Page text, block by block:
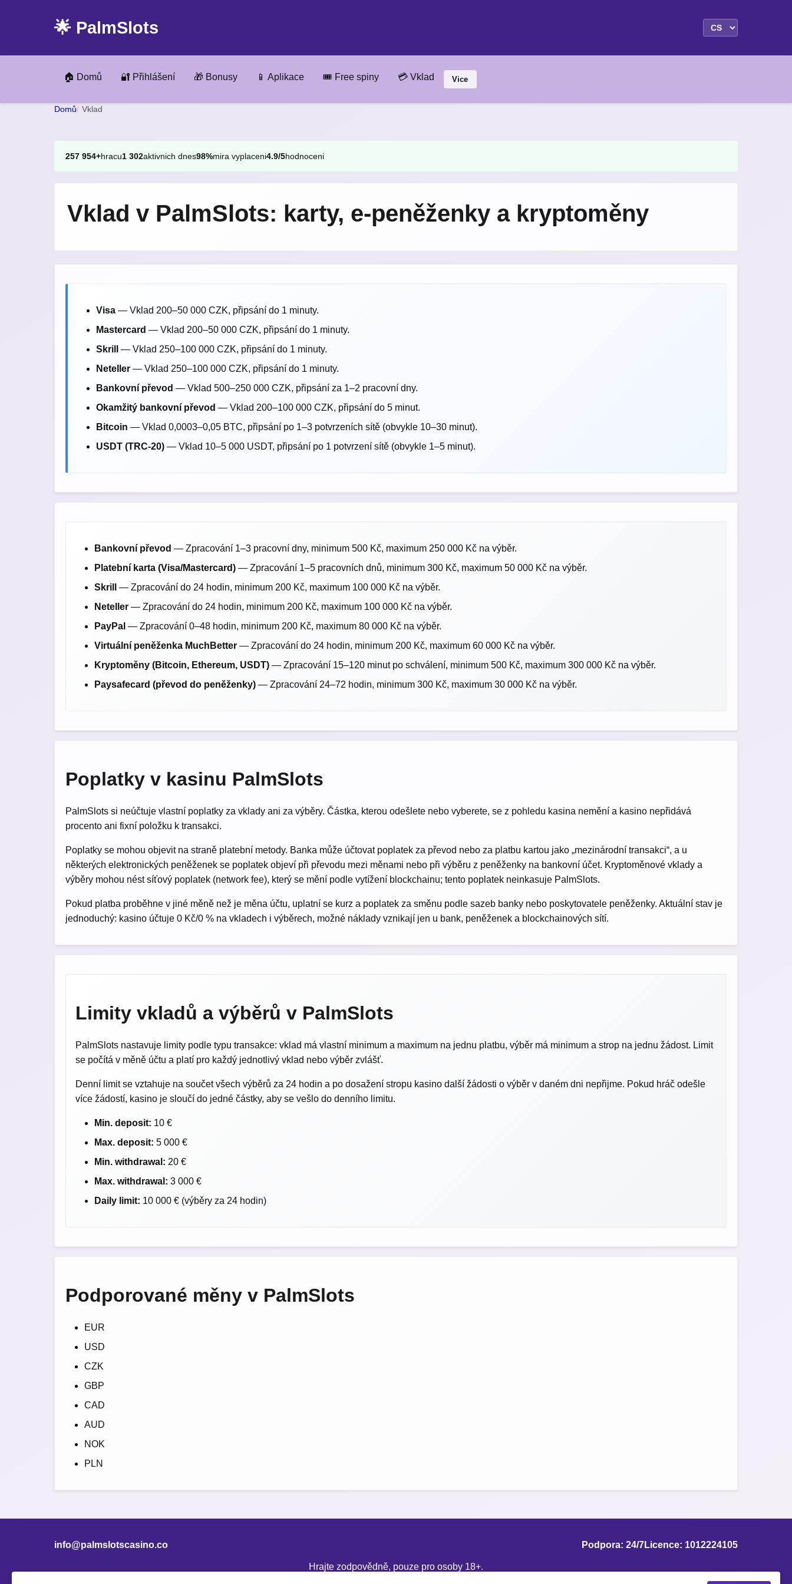
🌟 PalmSlots
🏠 Domů 🔐 Přihlášení 🎁 Bonusy 📱 Aplikace 🎟️ Free spiny 💳 Vklad Vice
Domů Vklad
257 954+hracu1 302aktivnich dnes98%mira vyplaceni4.9/5hodnoceni
Vklad v PalmSlots: karty, e-peněženky a kryptoměny
Visa — Vklad 200–50 000 CZK, připsání do 1 minuty.
Mastercard — Vklad 200–50 000 CZK, připsání do 1 minuty.
Skrill
— Vklad 250–100 000 CZK, připsání do 1 minuty.
Neteller — Vklad 250–100 000 CZK, připsání do 1 minuty.
Bankovní převod — Vklad 500–250 000 CZK, připsání za 1–2 pracovní dny.
Okamžitý bankovní převod — Vklad 200–100 000 CZK, připsání do 5 minut.
Bitcoin — Vklad 0,0003–0,05 BTC, připsání po 1–3 potvrzeních sítě (obvykle 10–30 minut).
USDT (TRC-20) — Vklad 10–5 000 USDT, připsání po 1 potvrzení sítě (obvykle 1–5 minut).
Bankovní převod — Zpracování 1–3 pracovní dny, minimum 500 Kč, maximum 250 000 Kč na výběr.
Platební karta (Visa/Mastercard) — Zpracování 1–5 pracovních dnů, minimum 300 Kč, maximum 50 000 Kč na výběr.
Skrill
— Zpracování do 24 hodin, minimum 200 Kč, maximum 100 000 Kč na výběr.
Neteller — Zpracování do 24 hodin, minimum 200 Kč, maximum 100 000 Kč na výběr.
PayPal — Zpracování 0–48 hodin, minimum 200 Kč, maximum 80 000 Kč na výběr.
Virtuální peněženka MuchBetter — Zpracování do 24 hodin, minimum 200 Kč, maximum 60 000 Kč na výběr.
Kryptoměny (Bitcoin, Ethereum, USDT) — Zpracování 15–120 minut po schválení, minimum 500 Kč, maximum 300 000 Kč na výběr.
Paysafecard (převod do peněženky) — Zpracování 24–72 hodin, minimum 300 Kč, maximum 30 000 Kč na výběr.
Poplatky v kasinu PalmSlots
PalmSlots si neúčtuje vlastní poplatky za vklady ani za výběry. Částka, kterou odešlete nebo vyberete, se z pohledu kasina nemění a kasino nepřidává
procento ani fixní položku k transakci.
Poplatky se mohou objevit na straně platební metody. Banka může účtovat poplatek za převod nebo za platbu kartou jako „mezinárodní transakci“, a u
některých elektronických peněženek se poplatek objeví při převodu mezi měnami nebo při výběru z peněženky na bankovní účet. Kryptoměnové vklady a
výběry mohou nést síťový poplatek (network fee), který se mění podle vytížení blockchainu; tento poplatek neinkasuje PalmSlots.
Pokud platba proběhne v jiné měně než je měna účtu, uplatní se kurz a poplatek za směnu podle sazeb banky nebo poskytovatele peněženky. Aktuální stav je
jednoduchý: kasino účtuje 0 Kč/0 % na vkladech i výběrech, možné náklady vznikají jen u bank, peněženek a blockchainových sítí.
Limity vkladů a výběrů v PalmSlots
PalmSlots nastavuje limity podle typu transakce: vklad má vlastní minimum a maximum na jednu platbu, výběr má minimum a strop na jednu žádost. Limit
se počítá v měně účtu a platí pro každý jednotlivý vklad nebo výběr zvlášť.
Denní limit se vztahuje na součet všech výběrů za 24 hodin a po dosažení stropu kasino další žádosti o výběr v daném dni nepřijme. Pokud hráč odešle
více žádostí, kasino je sloučí do jedné částky, aby se vešlo do denního limitu.
Min. deposit: 10 €
Max. deposit: 5 000 €
Min. withdrawal: 20 €
Max. withdrawal: 3 000 €
Daily limit: 10 000 € (výběry za 24 hodin)
Podporované měny v PalmSlots
EUR
USD
CZK
GBP
CAD
AUD
NOK
PLN
info@palmslotscasino.co Podpora: 24/7Licence: 1012224105
Hrajte zodpovědně, pouze pro osoby 18+.